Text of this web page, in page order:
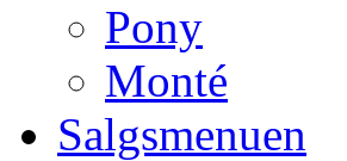
Pony
Monté
Salgsmenuen